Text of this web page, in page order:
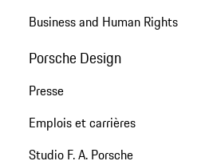
Business and Human Rights
Porsche Design
Presse
Emplois et carrières
Studio F. A. Porsche